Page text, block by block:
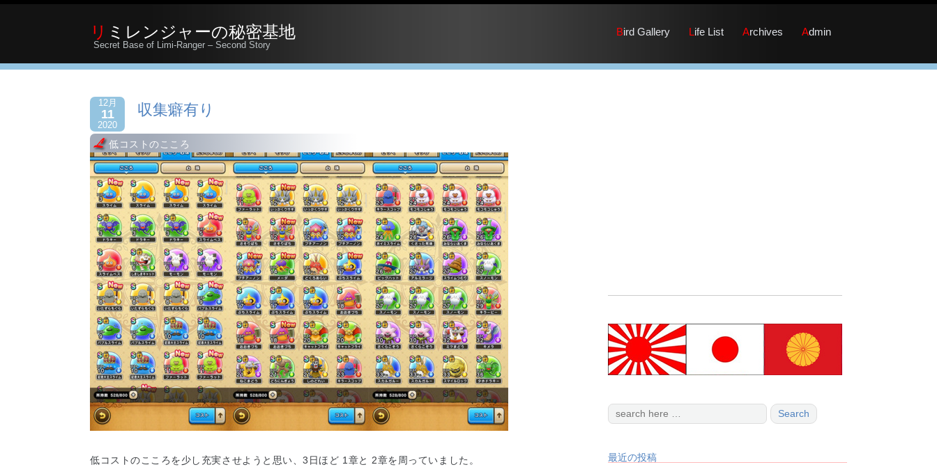
リミレンジャーの秘密基地
Secret Base of Limi-Ranger – Second Story
Bird Gallery Life List Archives Admin
12月
11
2020
収集癖有り
低コストのこころ
低コストのこころを少し充実させようと思い、3日ほど 1章と 2章を周っていました。 最近の投稿